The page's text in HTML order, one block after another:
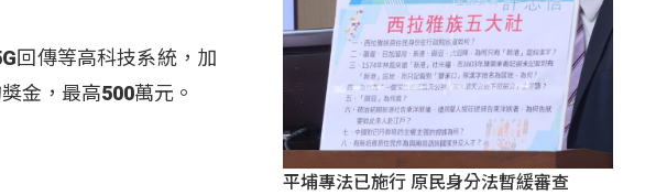
回傳等高科技系統，加
金，最高500萬元。
平埔專法已施行 原民身分法暫緩審查